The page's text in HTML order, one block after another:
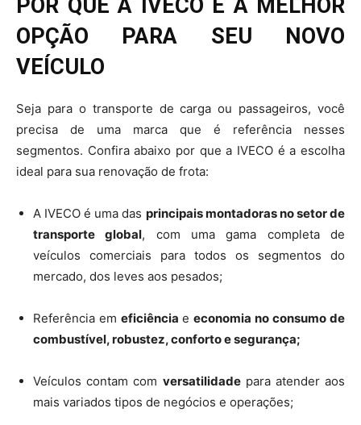
POR QUE A IVECO É A MELHOR
OPÇÃO PARA SEU NOVO
VEÍCULO
Seja para o transporte de carga ou passageiros, você
precisa de uma marca que é referência nesses
segmentos. Confira abaixo por que a IVECO é a escolha
ideal para sua renovação de frota:
A IVECO é uma das principais montadoras no setor de
transporte global, com uma gama completa de
veículos comerciais para todos os segmentos do
mercado, dos leves aos pesados;
Referência em eficiência e economia no consumo de
combustível, robustez, conforto e segurança;
Veículos contam com versatilidadepara atender aos
mais variados tipos de negócios e operações;